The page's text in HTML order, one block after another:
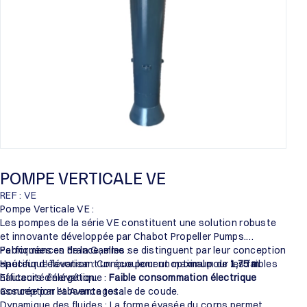
POMPE VERTICALE VE
REF : VE
Pompe Verticale VE :
Les pompes de la série VE constituent une solution robuste
et innovante développée par Chabot Propeller Pumps.
Fabriquées en France, elles se distinguent par leur conception
spécifique favorisant un écoulement optimal pour les faibles
hauteurs d’élévation.
Performances de la Gamme :
Hauteur d’élévation : Conçue pour un maximum de 1,75 m.
Efficacité énergétique : Faible consommation électrique
assurée par l’absence totale de coude.
Conception et Avantages :